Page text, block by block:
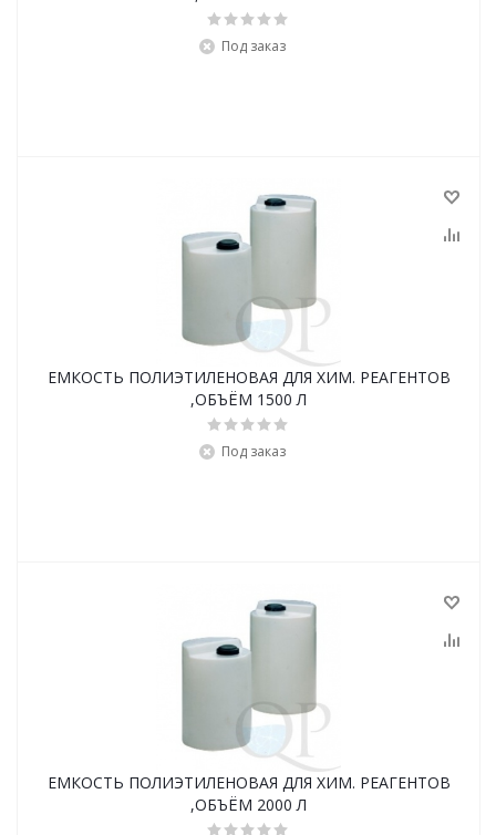
Под заказ
ЕМКОСТЬ ПОЛИЭТИЛЕНОВАЯ ДЛЯ ХИМ. РЕАГЕНТОВ
,ОБЪЁМ 1500 Л
Под заказ
ЕМКОСТЬ ПОЛИЭТИЛЕНОВАЯ ДЛЯ ХИМ. РЕАГЕНТОВ
,ОБЪЁМ 2000 Л